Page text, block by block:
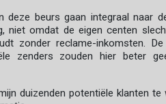
deze beurs gaan integraal naar
niet omdat de eigen centen
zonder reclame-inkomsten.
zenders zouden hier beter
duizenden potentiële klanten